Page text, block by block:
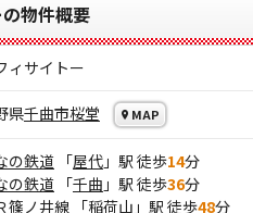
物件概要
ィサイトー
県千曲市桜堂 MAP
の鉄道 「屋代 」駅 徒歩14分
の鉄道 「千曲 」駅 徒歩36分
篠ノ井線 「稲荷山 」駅 徒歩48分